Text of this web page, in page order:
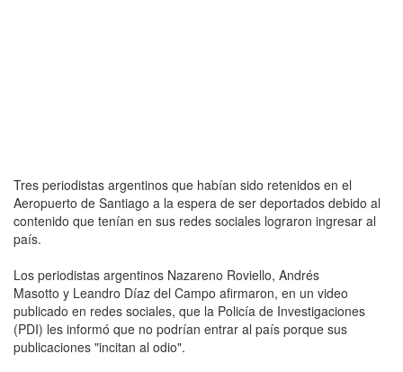
Tres periodistas argentinos que habían sido retenidos en el
Aeropuerto de Santiago a la espera de ser deportados debido al
contenido que tenían en sus redes sociales lograron ingresar al
país.
Los periodistas argentinos Nazareno Roviello, Andrés
Masotto y Leandro Díaz del Campo afirmaron, en un video
publicado en redes sociales, que la Policía de Investigaciones
(PDI) les informó que no podrían entrar al país porque sus
publicaciones "incitan al odio".